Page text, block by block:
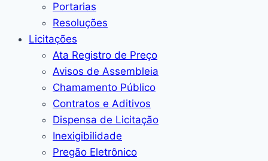
Portarias
Resoluções
Licitações
Ata Registro de Preço
Avisos de Assembleia
Chamamento Público
Contratos e Aditivos
Dispensa de Licitação
Inexigibilidade
Pregão Eletrônico